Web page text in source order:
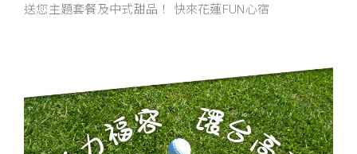
送您主題套餐及中式甜品！ 快來花蓮FUN心宿